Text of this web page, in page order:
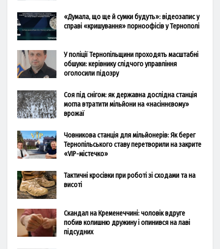
«Думала, що ще й сумки будуть»: відеозапис у
справі «кришування» порноофісів у Тернополі
У поліції Тернопільщини проходять масштабні
обшуки: керівнику слідчого управління
оголосили підозру
Соя під снігом: як державна дослідна станція
могла втратити мільйони на «насіннєвому»
врожаї
Човникова станція для мільйонерів: Як берег
Тернопільського ставу перетворили на закрите
«VIP-містечко»
Тактичні кросівки при роботі зі сходами та на
висоті
Скандал на Кременеччині: чоловік вдруге
побив колишню дружину і опинився на лаві
підсудних